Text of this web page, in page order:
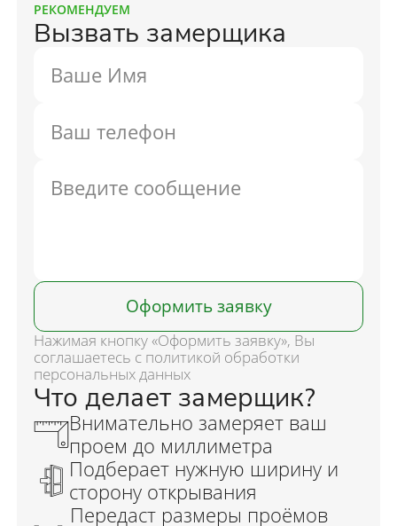
РЕКОМЕНДУЕМ
Вызвать замерщика
Оформить заявку
Нажимая кнопку «Оформить заявку», Вы
соглашаетесь с политикой обработки
персональных данных